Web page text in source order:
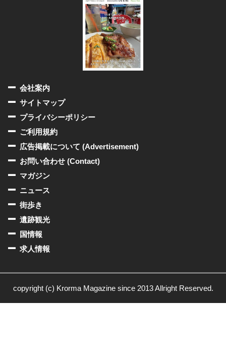
会社案内
サイトマップ
プライバシーポリシー
ご利用規約
広告掲載について (Advertisement)
お問い合わせ (Contact)
マガジン
ニュース
街歩き
遺跡観光
国情報
求人情報
copyright (c) Krorma Magazine since 2013 Allright Reserved.